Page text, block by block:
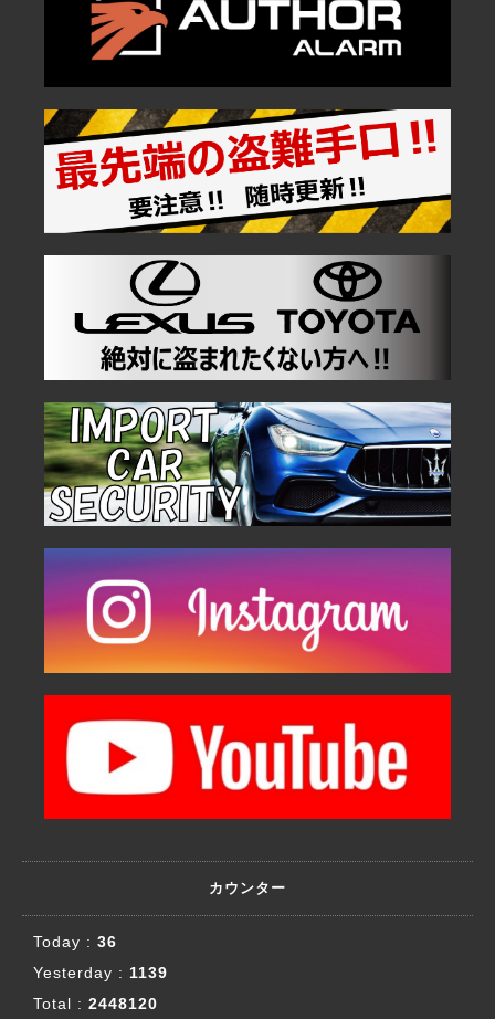
カウンター
Today : 36
Yesterday : 1139
Total : 2448120